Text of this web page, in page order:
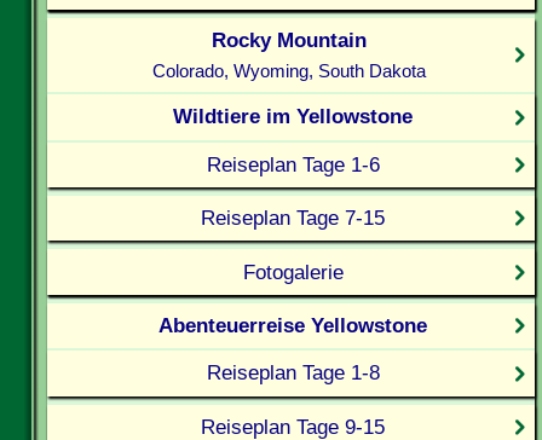
Rocky Mountain
Colorado, Wyoming, South Dakota
Wildtiere im Yellowstone
Reiseplan Tage 1-6
Reiseplan Tage 7-15
Fotogalerie
Abenteuerreise Yellowstone
Reiseplan Tage 1-8
Reiseplan Tage 9-15